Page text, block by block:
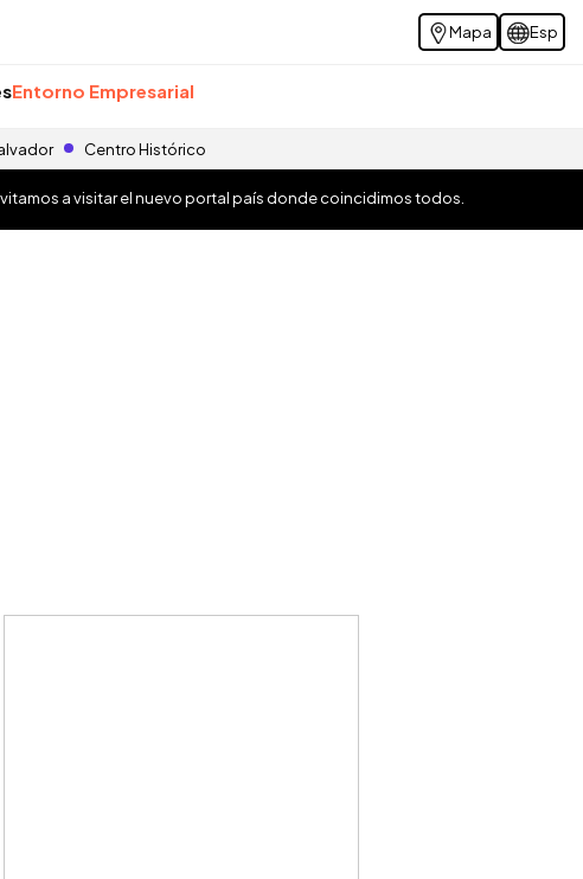
Mapa Esp
Entorno Empresarial
Centro Histórico
a visitar el nuevo portal país donde coincidimos todos.